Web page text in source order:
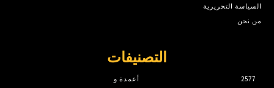
السياسة التحريرية
من نحن
التصنيفات
أعمدة و
2577